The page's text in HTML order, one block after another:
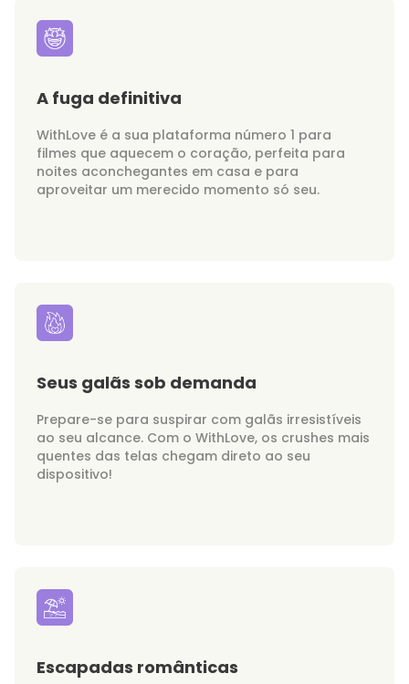
A fuga definitiva
WithLove é a sua plataforma número 1 para
filmes que aquecem o coração, perfeita para
noites aconchegantes em casa e para
aproveitar um merecido momento só seu.
Seus galãs sob demanda
Prepare-se para suspirar com galãs irresistíveis
ao seu alcance. Com o WithLove, os crushes mais
quentes das telas chegam direto ao seu
dispositivo!
Escapadas românticas